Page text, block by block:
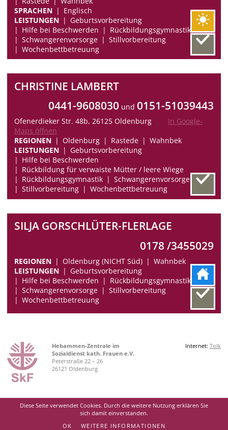
SPRACHEN
Englisch
LEISTUNGEN
Geburtsvorbereitung
Hilfe bei Beschwerden
Rückbildungsgymnastik
Schwangerenvorsorge
Stillvorbereitung
Wochenbettbetreuung
CHRISTINE LAMBERT
0441-9608030 und 0151-51039443
Ofenerdieker Str. 48b, 26125 Oldenburg
In Google-
Maps öffnen
REGIONEN
Oldenburg Rastede
Wahnbek
LEISTUNGEN
Geburtsvorbereitung
Hilfe bei Beschwerden
Rückbildung für verwaiste Mütter / leere Wiege
Rückbildungsgymnastik
Schwangerenvorsorge
Stillvorbereitung
Wochenbettbetreuung
SILJA GORSCHLÜTER-FLERLAGE
0178 /3455029
REGIONEN Oldenburg (NICHT Süd)
Wahnbek
LEISTUNGEN
Geburtsvorbereitung
Hilfe bei Beschwerden
Rückbildungsgymnastik
Schwangerenvorsorge
Stillvorbereitung
Wochenbettbetreuung
Internet: Tolk
Hebammen-Zentrale im
Sozialdienst kath. Frauen e.V.
Peterstraße 22 – 26
26121 Oldenburg
Diese Seite verwendet Cookies. Durch die weitere Nutzung erklären Sie
sich damit einverstanden.
OK
WEITERE INFORMATIONEN